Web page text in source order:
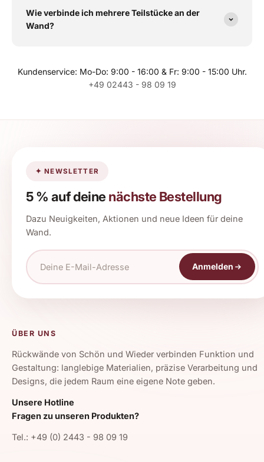
Wie verbinde ich mehrere Teilstücke an der
Wand?
Kundenservice: Mo-Do: 9:00 - 16:00 & Fr: 9:00 - 15:00 Uhr.
+49 02443 - 98 09 19
✦ NEWSLETTER
5 % auf deine nächste Bestellung
Dazu Neuigkeiten, Aktionen und neue Ideen für deine
Wand.
Anmelden
ÜBER UNS
Rückwände von Schön und Wieder verbinden Funktion und
Gestaltung: langlebige Materialien, präzise Verarbeitung und
Designs, die jedem Raum eine eigene Note geben.
Unsere Hotline
Fragen zu unseren Produkten?
Tel.: +49 (0) 2443 - 98 09 19